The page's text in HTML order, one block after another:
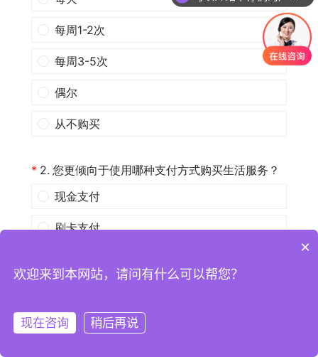
注册
×
欢迎来到本网站，请问有什么可以帮您？
现在咨询 稍后再说